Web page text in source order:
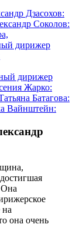
Дзасохов:
Соколов:
дирижер
дирижер
Жарко:
Батагова:
Вайнштейн:
на
она очень